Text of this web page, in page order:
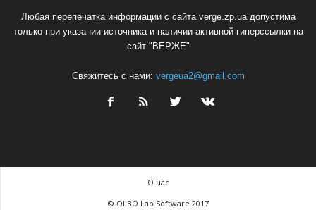
Любая перепечатка информации с сайта verge.zp.ua допустима
только при указании источника и наличии активной гиперссылки на
сайт "ВЕРЖЕ"
Свяжитесь с нами: vergeua2@gmail.com
О нас
© OLBO Lab Software 2017